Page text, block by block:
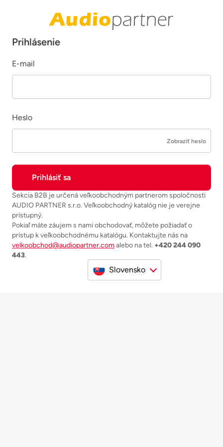
Prihlásenie
E-mail
Heslo
Zobraziť heslo
Sekcia B2B je určená veľkoobchodným partnerom spoločnosti
AUDIO PARTNER s.r.o. Veľkoobchodný katalóg nie je verejne
prístupný.
Pokiaľ máte záujem s nami obchodovať, môžete požiadať o
prístup k veľkoobchodnému katalógu. Kontaktujte nás na
velkoobchod@audiopartner.comalebo na tel. +420 244 090
443.
Slovensko